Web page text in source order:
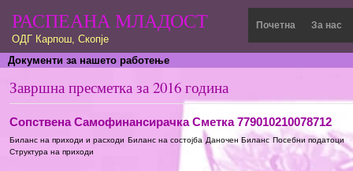
РАСПЕАНА МЛАДОСТ
ОДГ Карпош, Скопје
Почетна За нас
Документи за нашето работење
Завршна пресметка за 2016 година
Сопствена Самофинансирачка Сметка 779010210078712
Биланс на приходи и расходи Биланс на состојба Даночен Биланс Посебни податоци
Структура на приходи